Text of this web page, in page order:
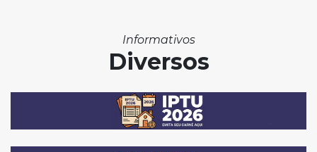
Informativos
Diversos